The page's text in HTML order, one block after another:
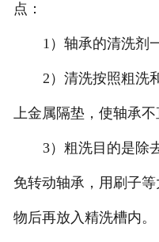
点：
1）轴承的清洗剂
2）清洗按照粗洗
上金属隔垫，使轴承不
3）粗洗目的是除
免转动轴承，用刷子
物后再放入精洗槽内。